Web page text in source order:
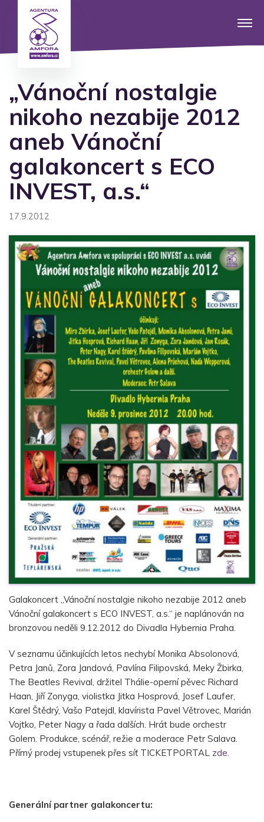
„Vánoční nostalgie
nikoho nezabije 2012
aneb Vánoční
galakoncert s ECO
INVEST, a.s.“
17.9.2012
Galakoncert „Vánoční nostalgie nikoho nezabije 2012 aneb
Vánoční galakoncert s ECO INVEST, a.s.“ je naplánován na
bronzovou neděli 9.12.2012 do Divadla Hybernia Praha.
V seznamu účinkujících letos nechybí Monika Absolonová,
Petra Janů, Zora Jandová, Pavlína Filipovská, Meky Žbirka,
The Beatles Revival, držitel Thálie-operní pěvec Richard
Haan, Jiří Zonyga, violistka Jitka Hosprová, Josef Laufer,
Karel Štědrý, Vašo Patejdl, klavírista Pavel Větrovec, Marián
Vojtko, Peter Nagy a řada dalších. Hrát bude orchestr
Golem. Produkce, scénář, režie a moderace Petr Salava.
Přímý prodej vstupenek přes síť TICKETPORTAL zde
Generální partner galakoncertu: